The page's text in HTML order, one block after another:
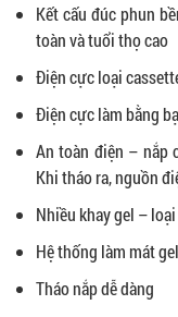
Kết cấu đúc phun
toàn và tuổi thọ cao
Điện cực loại
Điện cực làm bằng
An toàn điện – nắp
Khi tháo ra, nguồn
Nhiều khay gel –
Hệ thống làm mát
Tháo nắp dễ dàng